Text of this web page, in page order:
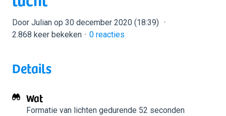
Door Julian op 30 december 2020 (18:39)
2.868 keer bekeken
0 reacties
Details
Wat
Formatie van lichten gedurende 52 seconden